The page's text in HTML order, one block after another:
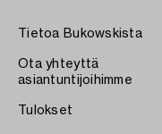
Tietoa Bukowskista
Ota yhteyttä
asiantuntijoihimme
Tulokset